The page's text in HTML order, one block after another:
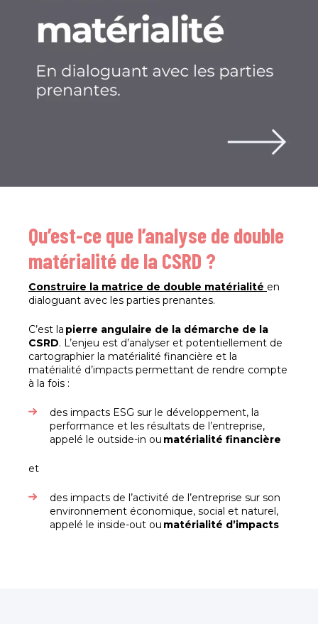
Qu’est-ce que l’analyse de double
matérialité de la CSRD ?
Construire la matrice de double matérialité en
dialoguant avec les parties prenantes.
C’est la pierre angulaire de la démarche de la
CSRD. L’enjeu est d’analyser et potentiellement de
cartographier la matérialité financière et la
matérialité d’impacts permettant de rendre compte
à la fois :
des impacts ESG sur le développement, la
performance et les résultats de l’entreprise,
appelé le outside-in ou matérialité financière
et
des impacts de l’activité de l’entreprise sur son
environnement économique, social et naturel,
appelé le inside-out ou matérialité d’impacts